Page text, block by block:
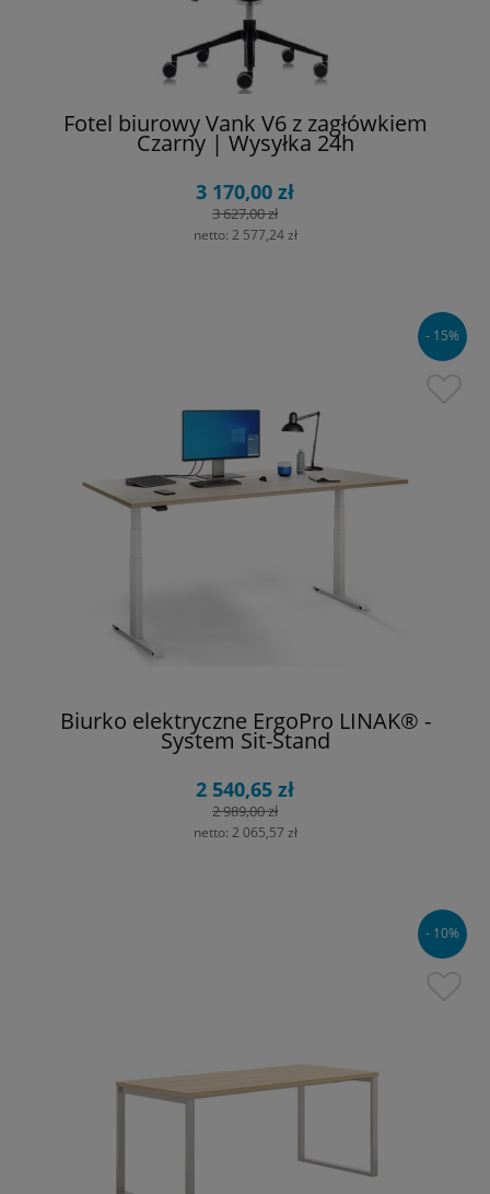
Fotel biurowy Vank V6 z zagłówkiem
Czarny | Wysyłka 24h
3 170,00 zł
3 627,00 zł
netto: 2 577,24 zł
Biurko elektryczne ErgoPro LINAK® -
System Sit-Stand
2 540,65 zł
2 989,00 zł
netto: 2 065,57 zł
- 15%
- 10%